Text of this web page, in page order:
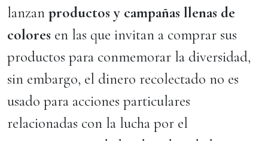
lanzan productos y campañas llenas de
colores en las que invitan a comprar sus
productos para conmemorar la diversidad,
sin embargo, el dinero recolectado no es
usado para acciones particulares
relacionadas con la lucha por el